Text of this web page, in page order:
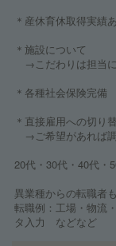
＊産休育休取得実績
＊施設について
→こだわりは担当に
＊各種社会保険完備
＊直接雇用への切り
→ご希望があれば
20代・30代・40代・
異業種からの転職者
転職例：工場・物流
タ入力 などなど